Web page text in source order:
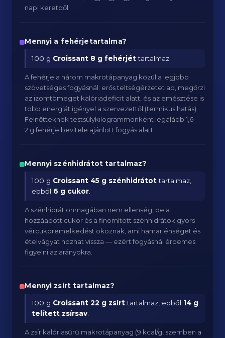
napi keretből.
Mennyi a fehérjetartalma?
100 g Croissant 8 g fehérjéttartalmaz.
A fehérje a három makrotápanyag közül a legjobb
szövetséges fogyásnál: erős teltségérzetet ad, megőrzi
az izomtömeget kalóriadeficit alatt, és az emésztése is
több energiát igényel a szervezettől (termikus hatás).
Felnőtteknek testsúlykilogrammonként legalább 1,6–
2 g fehérje bevitele ajánlott fogyás alatt.
Mennyi szénhidrátot tartalmaz?
100 g Croissant 45 g szénhidrátottartalmaz,
ebből 6 g cukor
A szénhidrát önmagában nem ellenség, de a
hozzáadott cukor és a finomított szénhidrátok gyors
vércukoremelkedést okoznak, ami hamar éhséget és
ételvágyat hozhat vissza — ezért fogyásnál érdemes
figyelni az arányokra.
Mennyi zsírt tartalmaz?
100 g Croissant 22 g zsírttartalmaz, ebből 14 g
telített zsírsav
A zsír kalóriasűrű makrotápanyag (9 kcal/g, szemben a